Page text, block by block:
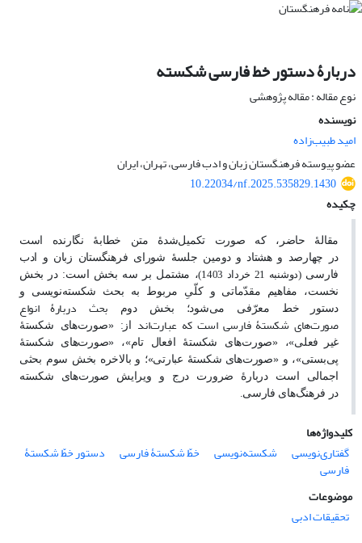
دربارۀ دستور خط فارسی شکسته
نوع مقاله : مقاله پژوهشی
نویسنده
امید طبیب‌زاده
عضو پیوسته فرهنگستان زبان و ادب فارسی، تهران، ایران
10.22034/nf.2025.535829.1430
چکیده
مقالۀ حاضر، که صورت تکمیل‌شدۀ متن خطابۀ نگارنده است
در
چهارصد و هشتاد و دومین جلسۀ شورای فرهنگستان زبان و
ادب
فارسی(دوشنبه 21 خرداد 1403) ، مشتمل بر سه بخش است: در
بخش
نخست، مفاهیم مقدّماتی و کلّیِ مربوط به بحث شکسته‌نویسی و
دستور
خط معرّفی می‌شود؛ بخش دوم بحث دربارۀ انواع
صورت‌های شکستۀ فارسی است که عبارت‌اند از: «صورت‌های
شکستۀ
غیر
فعلی»، «صورت‌های شکستۀ افعال تام»، «صورت‌های
شکستۀ
پی‌بستی»، و «صورت‌های شکستۀ عبارتی»؛ و بالاخره بخش سوم بحثی
اجمالی است دربارۀ ضرورت درج و ویرایش صورت‌های
شکسته
در فرهنگ‌های فارسی.
کلیدواژه‌ها
گفتاری‌نویسی
شکسته‌نویسی خطّ شکستۀ فارسی دستور خطّ شکستۀ
فارسی
موضوعات
تحقیقات ادبی